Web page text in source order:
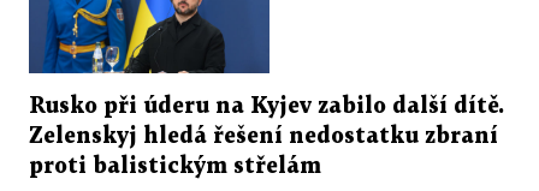
Rusko při úderu na Kyjev zabilo další dítě.
Zelenskyj hledá řešení nedostatku zbraní
proti balistickým střelám